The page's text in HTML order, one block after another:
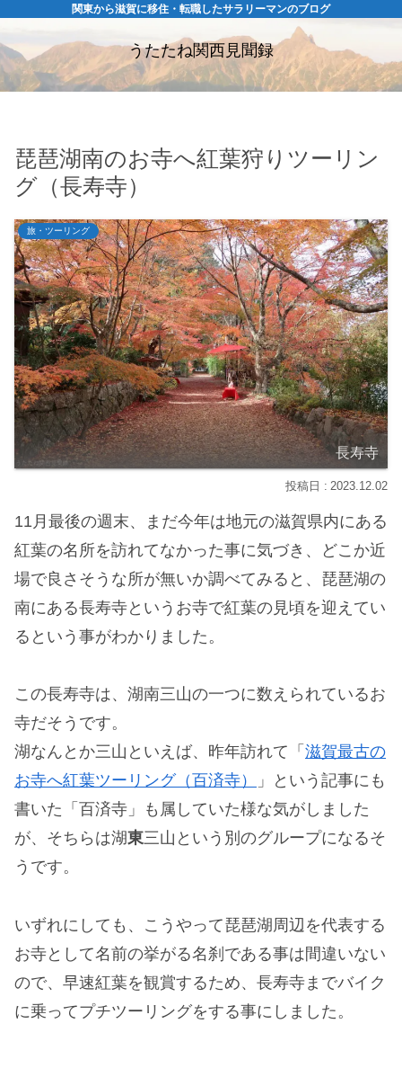
関東から滋賀に移住・転職したサラリーマンのブログ
うたたね関西見聞録
琵琶湖南のお寺へ紅葉狩りツーリン
グ（長寿寺）
旅・ツーリング
長寿寺
2023.12.02
11月最後の週末、まだ今年は地元の滋賀県内にある
紅葉の名所を訪れてなかった事に気づき、どこか近
場で良さそうな所が無いか調べてみると、琵琶湖の
南にある長寿寺というお寺で紅葉の見頃を迎えてい
るという事がわかりました。
この長寿寺は、湖南三山の一つに数えられているお
寺だそうです。
湖なんとか三山といえば、昨年訪れて「 滋賀最古の
お寺へ紅葉ツーリング（百済寺）
」という記事にも
書いた「百済寺」も属していた様な気がしました
が、そちらは湖東三山という別のグループになるそ
うです。
いずれにしても、こうやって琵琶湖周辺を代表する
お寺として名前の挙がる名刹である事は間違いない
ので、早速紅葉を観賞するため、長寿寺までバイク
に乗ってプチツーリングをする事にしました。